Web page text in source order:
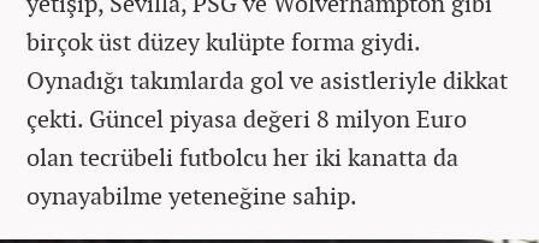
birçok üst düzey kulüpte forma giydi.
Oynadığı takımlarda gol ve asistleriyle dikkat
çekti. Güncel piyasa değeri 8 milyon Euro
olan tecrübeli futbolcu her iki kanatta da
oynayabilme yeteneğine sahip.